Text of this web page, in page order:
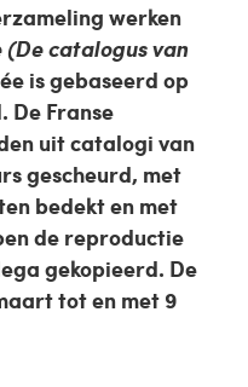
werken
catalogus van
is gebaseerd op
De Franse
uit catalogi van
gescheurd, met
bedekt en met
de reproductie
gekopieerd. De
tot en met 9